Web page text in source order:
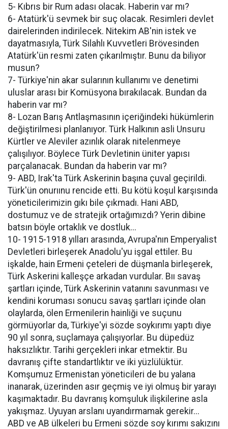
5- Kıbrıs bir Rum adası olacak. Haberin var mı?
6- Atatürk'ü sevmek bir suç olacak. Resimleri devlet
dairelerinden indirilecek. Nitekim AB'nin istek ve
dayatmasıyla, Türk Silahlı Kuvvetleri Brövesinden
Atatürk'ün resmi zaten çıkarılmıştır. Bunu da biliyor
musun?
7- Türkiye'nin akar sularının kullanımı ve denetimi
uluslar arası bir Komüsyona bırakılacak. Bundan da
haberin var mı?
8- Lozan Barış Antlaşmasının içeriğindeki hükümlerin
değiştirilmesi planlanıyor. Türk Halkının asli Unsuru
Kürtler ve Aleviler azınlık olarak nitelenmeye
çalışılıyor. Böylece Türk Devletinin üniter yapısı
parçalanacak. Bundan da haberin var mı?
9- ABD, Irak'ta Türk Askerinin başına çuval geçirildi.
Türk'ün onurıınu rencide etti. Bu kötü koşul karşısında
yöneticilerimizin gıkı bile çıkmadı. Hani ABD,
dostumuz ve de stratejik ortağımızdı? Yerin dibine
batsın böyle ortaklık ve dostluk...
10- 1915-1918 yılları arasında, Avrupa'nın Emperyalist
Devletleri birleşerek Anadolu'yu işgal ettiler. Bu
işkalde, hain Ermeni çeteleri de düşmanla birleşerek,
Türk Askerini kalleşçe arkadan vurdular. Bıı savaş
şartları içinde, Türk Askerinin vatanını savunması ve
kendini koruması sonucu savaş şartları içinde olan
olaylarda, ölen Ermenilerin hainliği ve suçunu
görmüyorlar da, Türkiye'yi sözde soykırımı yaptı diye
90 yıl sonra, suçlamaya çalışıyorlar. Bu düpedüz
haksızlıktır. Tarihi gerçekleri inkar etmektir. Bu
davranış çifte standartlıktır ve iki yüzlülüktür.
Komşumuz Ermenistan yöneticileri de bu yalana
inanarak, üzerinden asır geçmiş ve iyi olmuş bir yarayı
kaşımaktadır. Bu davranış komşuluk ilişkilerine asla
yakışmaz. Uyuyan arslanı uyandırmamak gerekir...
ABD ve AB ülkeleri bu Ermeni sözde soy kırımı sakızını